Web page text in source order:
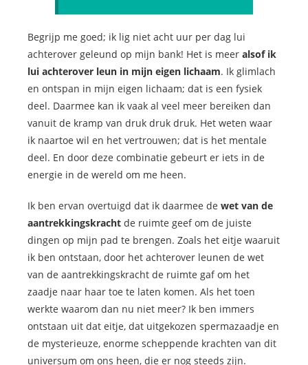
Begrijp me goed; ik lig niet acht uur per dag lui
achterover geleund op mijn bank! Het is meer alsof ik
lui achterover leun in mijn eigen lichaam. Ik glimlach
en ontspan in mijn eigen lichaam; dat is een fysiek
deel. Daarmee kan ik vaak al veel meer bereiken dan
vanuit de kramp van druk druk druk. Het weten waar
ik naartoe wil en het vertrouwen; dat is het mentale
deel. En door deze combinatie gebeurt er iets in de
energie in de wereld om me heen.
Ik ben ervan overtuigd dat ik daarmee de wet van de
aantrekkingskracht de ruimte geef om de juiste
dingen op mijn pad te brengen. Zoals het eitje waaruit
ik ben ontstaan, door het achterover leunen de wet
van de aantrekkingskracht de ruimte gaf om het
zaadje naar haar toe te laten komen. Als het toen
werkte waarom dan nu niet meer? Ik ben immers
ontstaan uit dat eitje, dat uitgekozen spermazaadje en
de mysterieuze, enorme scheppende krachten van dit
universum om ons heen, die er nog steeds zijn.